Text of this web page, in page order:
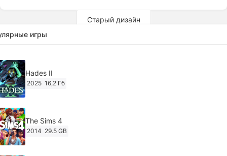
Старый дизайн
игры
Hades II
2025 16,2 Гб
The Sims 4
2014 29.5 GB